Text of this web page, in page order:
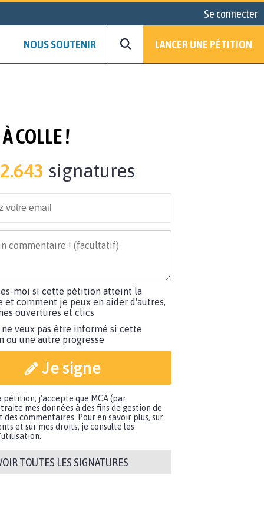
Se connecter
NOUS SOUTENIR LANCER UNE PÉTITION
COLLE !
signatures
moi si cette pétition atteint la
et comment je peux en aider d'autres,
ouvertures et clics
ne veux pas être informé si cette
ou une autre progresse
Je signe
pétition, j'accepte que MCA (par
mes données à des fins de gestion de
des commentaires. Pour en savoir plus, sur
et sur mes droits, je consulte les
TOUTES LES SIGNATURES